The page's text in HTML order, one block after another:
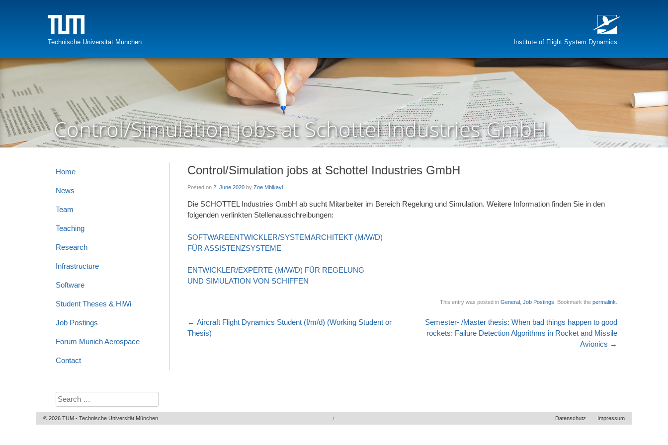
Technische Universität München Institute of Flight System Dynamics
Control/Simulation jobs at Schottel Industries GmbH
Control/Simulation jobs at Schottel Industries GmbH
Posted on 2. June 2020 by Zoe Mbikayi
Die SCHOTTEL Industries GmbH ab sucht Mitarbeiter im Bereich Regelung und Simulation. Weitere Information finden Sie in den
folgenden verlinkten Stellenausschreibungen:
SOFTWAREENTWICKLER/SYSTEMARCHITEKT (M/W/D)
FÜR ASSISTENZSYSTEME
ENTWICKLER/EXPERTE (M/W/D) FÜR REGELUNG
UND SIMULATION VON SCHIFFEN
This entry was posted in General Job Postings . Bookmark the permalink
Post
navigation
← Aircraft Flight Dynamics Student (f/m/d) (Working Student or
Thesis)
Semester- /Master thesis: When bad things happen to good
rockets: Failure Detection Algorithms in Rocket and Missile
Avionics →
Home
News
Team
Teaching
Research
Infrastructure
Software
Student Theses & HiWi
Job Postings
Forum Munich Aerospace
Contact
Search
for:
© 2026 TUM - Technische Universität München ↑ Datenschutz Impressum